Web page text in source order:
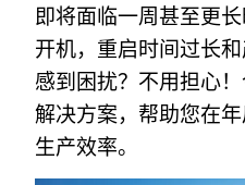
即将面临一周甚至更
开机，重启时间过长
感到困扰？不用担心
解决方案，帮助您在
生产效率。